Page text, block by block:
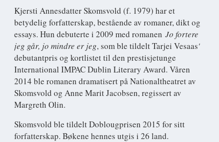
Kjersti Annesdatter Skomsvold (f. 1979) har et
betydelig forfatterskap, bestående av romaner, dikt og
essays. Hun debuterte i 2009 med romanen Jo fortere
jeg går, jo mindre er jeg, som ble tildelt Tarjei Vesaas'
debutantpris og kortlistet til den prestisjetunge
International IMPAC Dublin Literary Award. Våren
2014 ble romanen dramatisert på Nationaltheatret av
Skomsvold og Anne Marit Jacobsen, regissert av
Margreth Olin.
Skomsvold ble tildelt Doblougprisen 2015 for sitt
forfatterskap. Bøkene hennes utgis i 26 land.